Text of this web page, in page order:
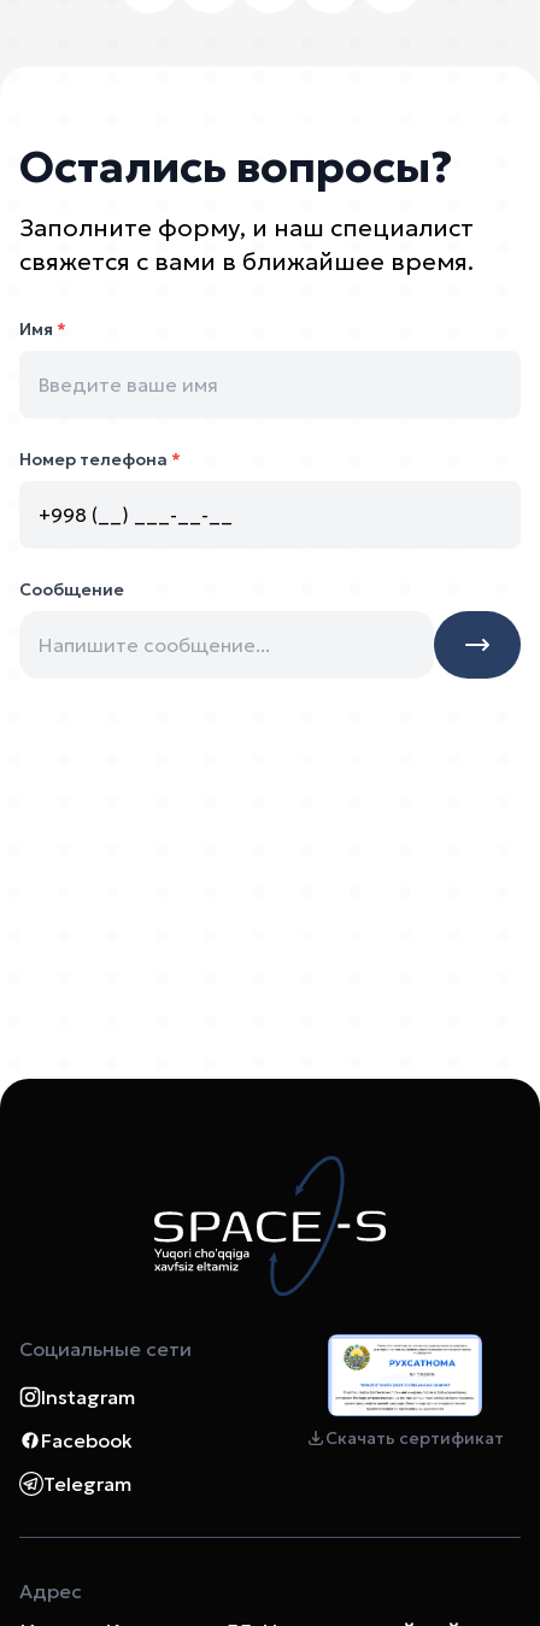
Остались вопросы?
Заполните форму, и наш специалист
свяжется с вами в ближайшее время.
Имя *
Номер телефона *
Сообщение
Социальные сети
Instagram
Facebook
Telegram
Скачать сертификат
Адрес